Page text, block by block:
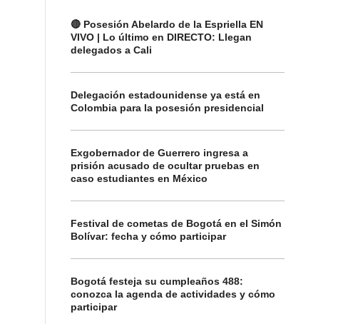
🔴 Posesión Abelardo de la Espriella EN
VIVO | Lo último en DIRECTO: Llegan
delegados a Cali
Delegación estadounidense ya está en
Colombia para la posesión presidencial
Exgobernador de Guerrero ingresa a
prisión acusado de ocultar pruebas en
caso estudiantes en México
Festival de cometas de Bogotá en el Simón
Bolívar: fecha y cómo participar
Bogotá festeja su cumpleaños 488:
conozca la agenda de actividades y cómo
participar